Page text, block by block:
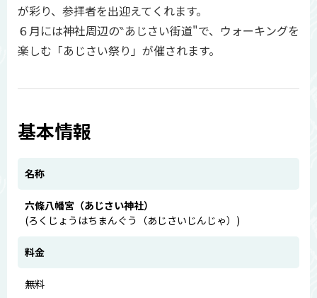
が彩り、参拝者を出迎えてくれます。
６月には神社周辺の‶あじさい街道"で、ウォーキングを
楽しむ「あじさい祭り」が催されます。
基本情報
名称
六條八幡宮（あじさい神社）
(ろくじょうはちまんぐう（あじさいじんじゃ）)
料金
無料